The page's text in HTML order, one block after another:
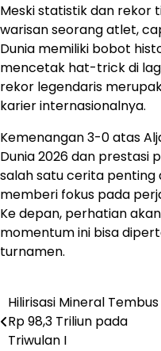
Meski statistik dan rekor
warisan seorang atlet,
Dunia memiliki bobot
mencetak hat-trick di
rekor legendaris
karier internasionalnya.
Kemenangan 3-0 atas
Dunia 2026 dan prestasi
salah satu cerita penting
memberi fokus pada
Ke depan, perhatian
momentum ini bisa
turnamen.
Navigasi
pos
Hilirisasi Mineral Tembus
Rp 98,3 Triliun pada
Triwulan I